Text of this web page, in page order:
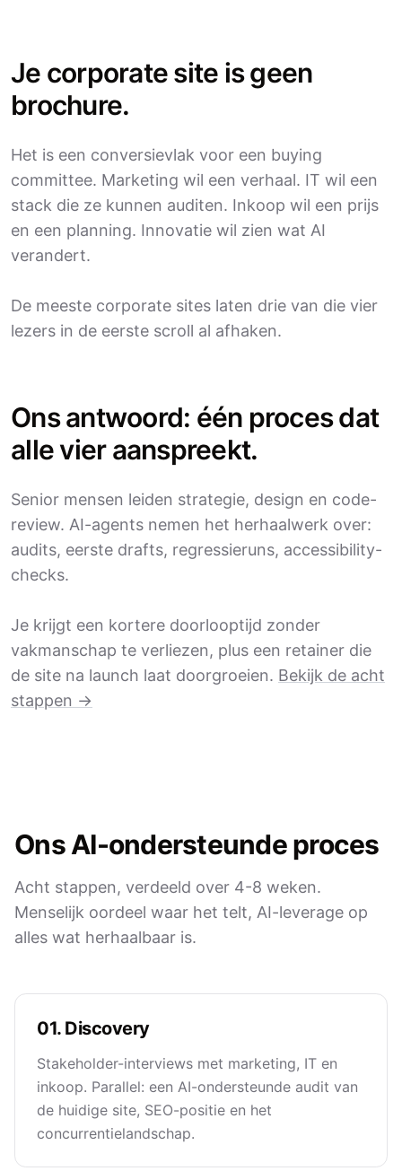
Je corporate site is geen
brochure.
Het is een conversievlak voor een buying
committee. Marketing wil een verhaal. IT wil een
stack die ze kunnen auditen. Inkoop wil een prijs
en een planning. Innovatie wil zien wat AI
verandert.
De meeste corporate sites laten drie van die vier
lezers in de eerste scroll al afhaken.
Ons antwoord: één proces dat
alle vier aanspreekt.
Senior mensen leiden strategie, design en code-
review. AI-agents nemen het herhaalwerk over:
audits, eerste drafts, regressieruns, accessibility-
checks.
Je krijgt een kortere doorlooptijd zonder
vakmanschap te verliezen, plus een retainer die
de site na launch laat doorgroeien. Bekijk de acht
stappen →
Ons AI-ondersteunde proces
Acht stappen, verdeeld over 4-8 weken.
Menselijk oordeel waar het telt, AI-leverage op
alles wat herhaalbaar is.
01. Discovery
Stakeholder-interviews met marketing, IT en
inkoop. Parallel: een AI-ondersteunde audit van
de huidige site, SEO-positie en het
concurrentielandschap.